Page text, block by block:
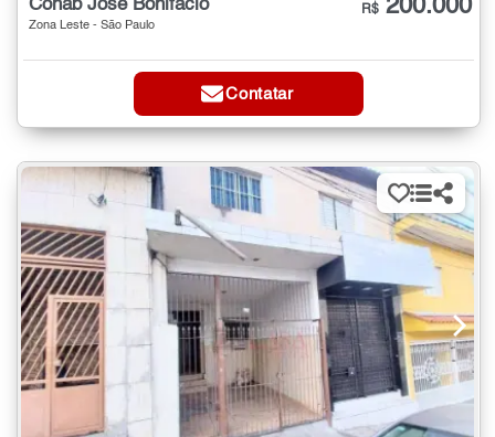
Cohab José Bonifácio
Zona Leste - São Paulo
R$ 200.000
Contatar